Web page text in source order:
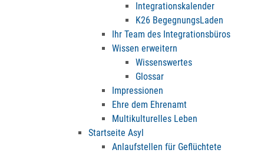
Integrationskalender
K26 BegegnungsLaden
Ihr Team des Integrationsbüros
Wissen erweitern
Wissenswertes
Glossar
Impressionen
Ehre dem Ehrenamt
Multikulturelles Leben
Startseite Asyl
Anlaufstellen für Geflüchtete